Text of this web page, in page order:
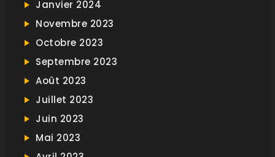
Janvier 2024
Novembre 2023
Octobre 2023
Septembre 2023
Août 2023
Juillet 2023
Juin 2023
Mai 2023